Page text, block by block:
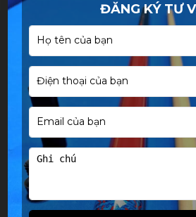
ĐĂNG KÝ TƯ